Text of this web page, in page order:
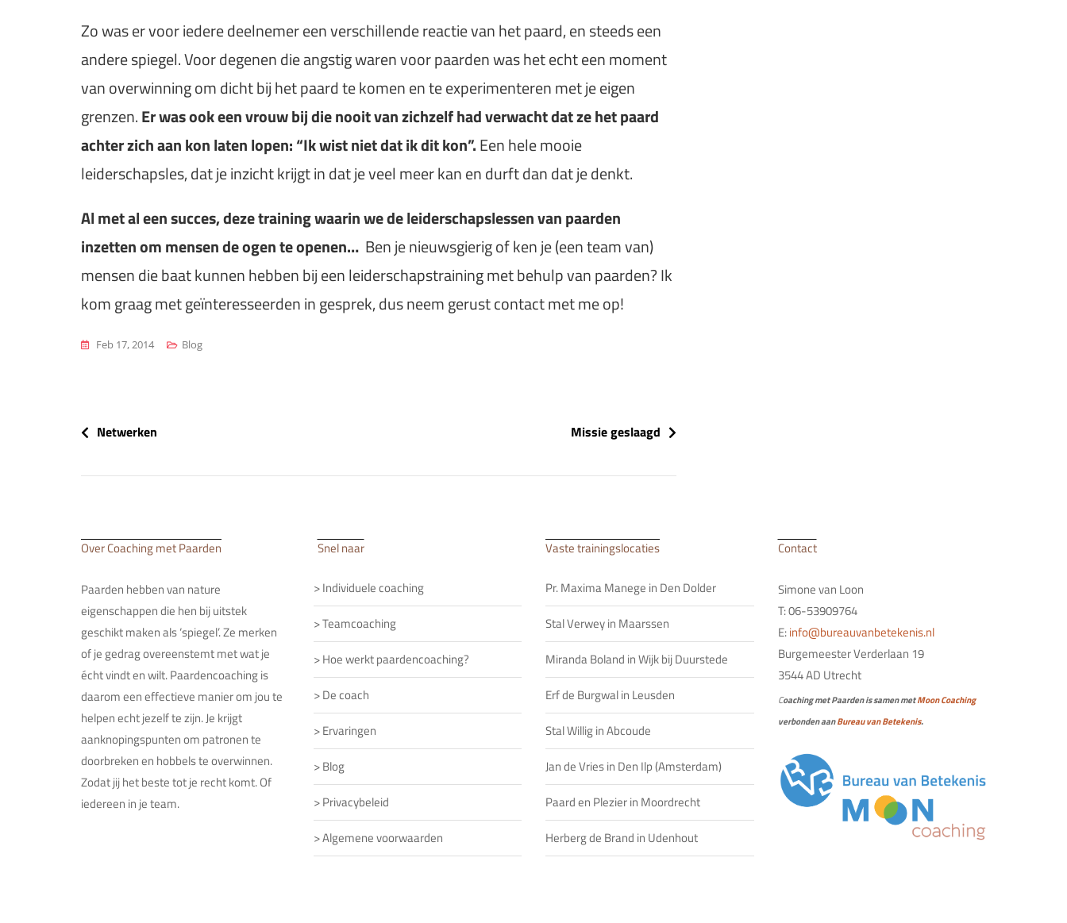
Zo was er voor iedere deelnemer een verschillende reactie van het paard, en steeds een
andere spiegel. Voor degenen die angstig waren voor paarden was het echt een moment
van overwinning om dicht bij het paard te komen en te experimenteren met je eigen
grenzen.Er was ook een vrouw bij die nooit van zichzelf had verwacht dat ze het paard
achter zich aan kon laten lopen: “Ik wist niet dat ik dit kon”.Een hele mooie
leiderschapsles, dat je inzicht krijgt in dat je veel meer kan en durft dan dat je denkt.
Al met al een succes, deze training waarin we de leiderschapslessen van paarden
inzetten om mensen de ogen te openen… Ben je nieuwsgierig of ken je (een team van)
mensen die baat kunnen hebben bij een leiderschapstraining met behulp van paarden? Ik
kom graag met geïnteresseerden in gesprek, dus neem gerust contact met me op!
Feb 17, 2014 Blog
Bericht
Netwerken Missie geslaagd
Over Coaching met Paarden
Paarden hebben van nature
eigenschappen die hen bij uitstek
geschikt maken als ‘spiegel’. Ze merken
of je gedrag overeenstemt met wat je
écht vindt en wilt. Paardencoaching is
daarom een effectieve manier om jou te
helpen echt jezelf te zijn. Je krijgt
aanknopingspunten om patronen te
doorbreken en hobbels te overwinnen.
Zodat jij het beste tot je recht komt. Of
iedereen in je team.
Snel naar
>Individuele coaching
>Teamcoaching
>Hoe werkt paardencoaching?
>De coach
>Ervaringen
>Blog
>Privacybeleid
>Algemene voorwaarden
Vaste trainingslocaties
Pr. Maxima Manege in Den Dolder
Stal Verwey in Maarssen
Miranda Boland in Wijk bij Duurstede
Erf de Burgwal in Leusden
Stal Willig in Abcoude
Jan de Vries in Den Ilp (Amsterdam)
Paard en Plezier in Moordrecht
Herberg de Brand in Udenhout
Contact
Simone van Loon
T: 06-53909764
E:info@bureauvanbetekenis.nl
Burgemeester Verderlaan 19
3544 AD Utrecht
Coaching met Paarden is samen metMoon Coaching
verbonden aanBureau van Betekenis.